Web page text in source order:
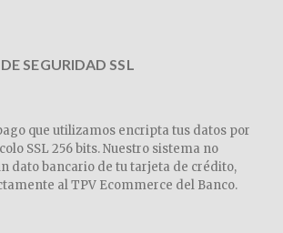
SEGURIDAD SSL
que utilizamos encripta tus datos por
SSL 256 bits. Nuestro sistema no
dato bancario de tu tarjeta de crédito,
al TPV Ecommerce del Banco.